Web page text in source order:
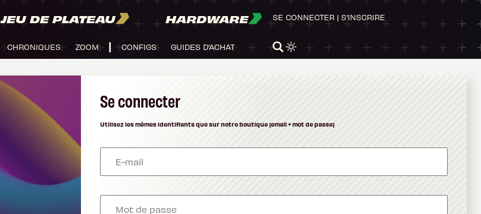
JEU DE PLATEAU HARDWARE
CHRONIQUES ZOOM CONFIGS GUIDES D'ACHAT
SE CONNECTER | S'INSCRIRE
Se connecter
Utilisez les mêmes identifiants que sur notre boutique (email + mot de passe)